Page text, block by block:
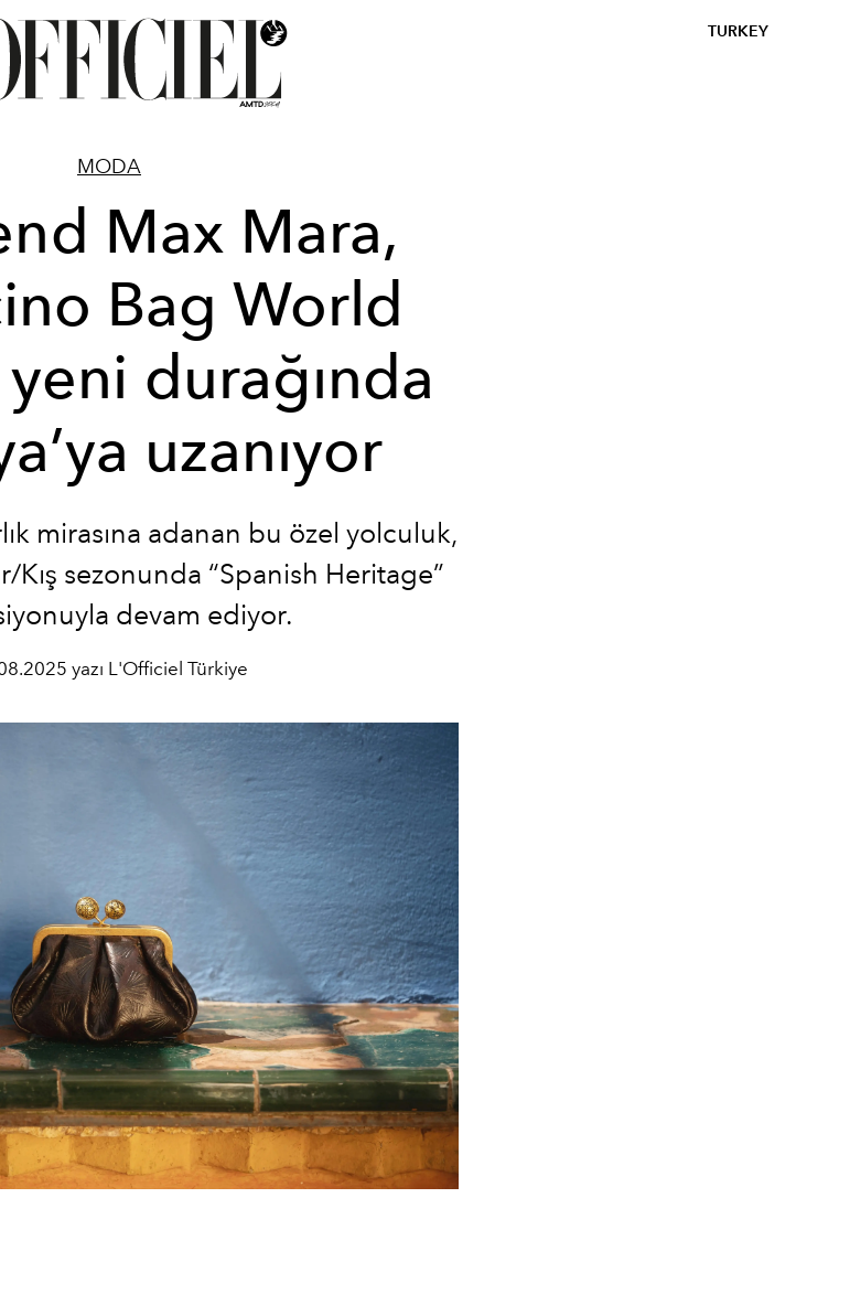
TURKEY
MODA
Max Mara,
Bag World
yeni durağında
uzanıyor
mirasına adanan bu özel yolculuk,
sezonunda “Spanish Heritage”
devam ediyor.
yazı L'Officiel Türkiye